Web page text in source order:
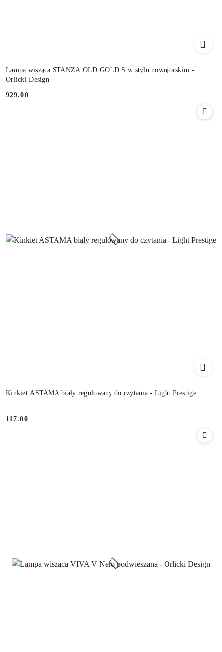
Lampa wisząca STANZA OLD GOLD S w stylu nowojorskim -
Orlicki Design
Cena:
929.00
Kinkiet ASTAMA biały regulowany do czytania - Light Prestige
Cena:
117.00